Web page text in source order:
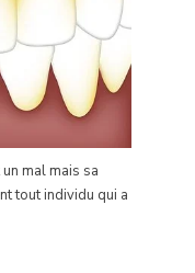
mal mais sa
tout individu qui a